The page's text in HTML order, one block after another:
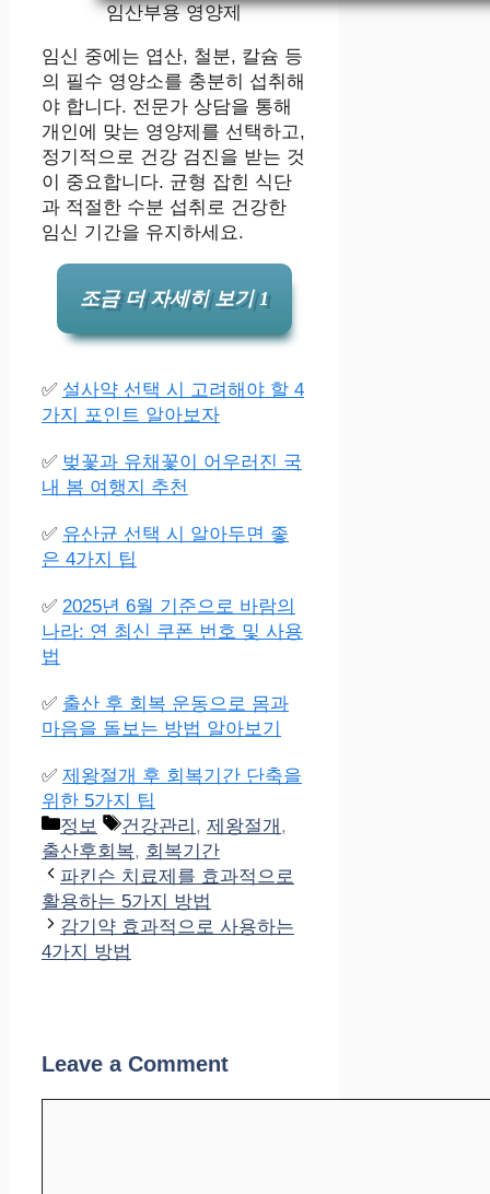
임산부용 영양제
임신 중에는 엽산, 철분, 칼슘 등
의 필수 영양소를 충분히 섭취해
야 합니다. 전문가 상담을 통해
개인에 맞는 영양제를 선택하고,
정기적으로 건강 검진을 받는 것
이 중요합니다. 균형 잡힌 식단
과 적절한 수분 섭취로 건강한
임신 기간을 유지하세요.
조금 더 자세히 보기 1
✅ 설사약 선택 시 고려해야 할 4
가지 포인트 알아보자
✅ 벚꽃과 유채꽃이 어우러진 국
내 봄 여행지 추천
✅ 유산균 선택 시 알아두면 좋
은 4가지 팁
✅ 2025년 6월 기준으로 바람의
나라: 연 최신 쿠폰 번호 및 사용
법
✅ 출산 후 회복 운동으로 몸과
마음을 돌보는 방법 알아보기
✅ 제왕절개 후 회복기간 단축을
위한 5가지 팁
Categories
정보 Tags
건강관리 , 제왕절개 ,
출산후회복, 회복기간
파킨슨 치료제를 효과적으로
활용하는 5가지 방법
감기약 효과적으로 사용하는
4가지 방법
Leave a Comment